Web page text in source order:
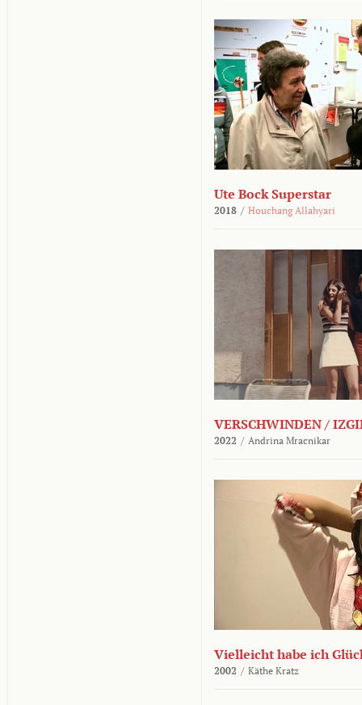
Ute Bock Superstar
2018 / Houchang Allahyari
VERSCHWINDEN /
2022 / Andrina Mracnikar
Vielleicht habe ich
2002 / Käthe Kratz